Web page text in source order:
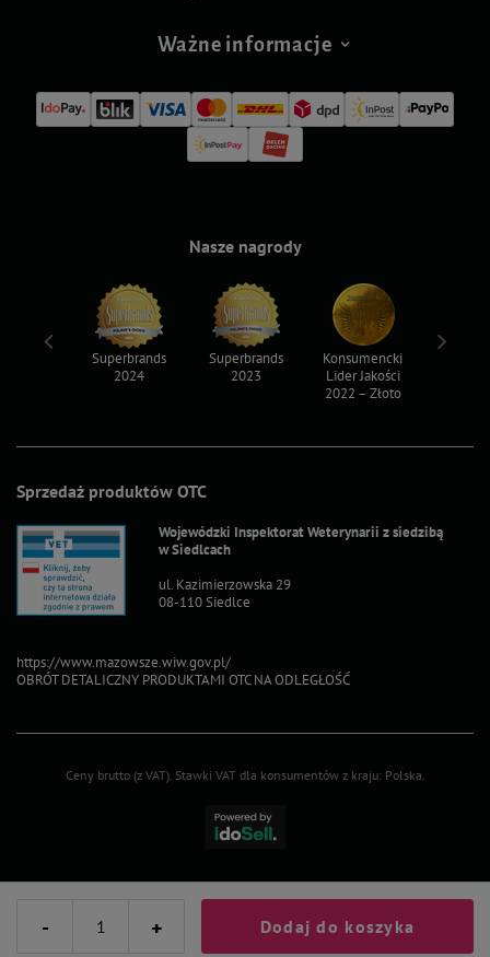
- + Dodaj do koszyka
Ważne informacje
Sprzedaż produktów OTC
Wojewódzki Inspektorat Weterynarii z siedzibą
w Siedlcach
ul. Kazimierzowska 29
08-110 Siedlce
https://www.mazowsze.wiw.gov.pl/
OBRÓT DETALICZNY PRODUKTAMI OTC NA ODLEGŁOŚĆ
Nasze nagrody
Superbrands
2024
Superbrands
2023
Konsumencki
Lider Jakości
2022 – Złoto
Ceny brutto (z VAT). Stawki VAT dla konsumentów z kraju: Polska.